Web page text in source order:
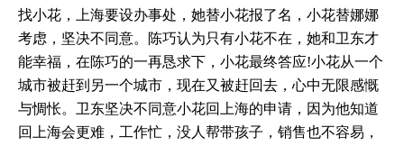
找小花，上海要设办事处，她替小花报了名，小花替娜娜
考虑，坚决不同意。陈巧认为只有小花不在，她和卫东才
能幸福，在陈巧的一再恳求下，小花最终答应!小花从一个
城市被赶到另一个城市，现在又被赶回去，心中无限感慨
与惆怅。卫东坚决不同意小花回上海的申请，因为他知道
回上海会更难，工作忙，没人帮带孩子，销售也不容易，